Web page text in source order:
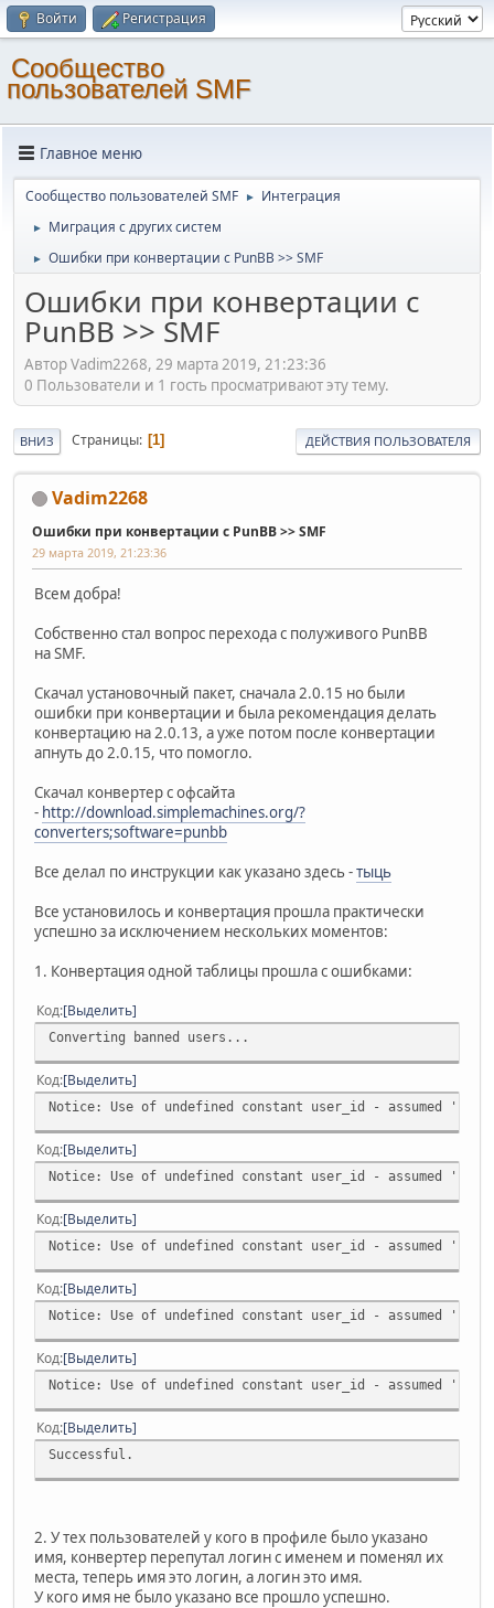
Войти Регистрация
Cообщество
пользователей SMF
Главное меню
Cообщество пользователей SMF ► Интеграция
► Миграция с других систем
► Ошибки при конвертации с PunBB >> SMF
Ошибки при конвертации с
PunBB >> SMF
Автор Vadim2268, 29 марта 2019, 21:23:36
0 Пользователи и 1 гость просматривают эту тему.
ВНИЗ Страницы 1 ДЕЙСТВИЯ ПОЛЬЗОВАТЕЛЯ
Vadim2268
Ошибки при конвертации с PunBB >> SMF
29 марта 2019, 21:23:36
Всем добра!
Собственно стал вопрос перехода с полуживого PunBB
на SMF.
Скачал установочный пакет, сначала 2.0.15 но были
ошибки при конвертации и была рекомендация делать
конвертацию на 2.0.13, а уже потом после конвертации
апнуть до 2.0.15, что помогло.
Скачал конвертер с офсайта
- http://download.simplemachines.org/?
converters;software=punbb
Все делал по инструкции как указано здесь -тыць
Все установилось и конвертация прошла практически
успешно за исключением нескольких моментов:
1. Конвертация одной таблицы прошла с ошибками:
Код Выделить
Converting banned users...
Код Выделить
Notice: Use of undefined constant user_id - assumed
Код Выделить
Notice: Use of undefined constant user_id - assumed
Код Выделить
Notice: Use of undefined constant user_id - assumed
Код Выделить
Notice: Use of undefined constant user_id - assumed
Код Выделить
Notice: Use of undefined constant user_id - assumed
Код Выделить
Successful.
2. У тех пользователей у кого в профиле было указано
имя, конвертер перепутал логин с именем и поменял их
места, теперь имя это логин, а логин это имя.
У кого имя не было указано все прошло успешно.